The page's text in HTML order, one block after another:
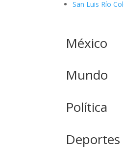
San Luis Río
México
Mundo
Política
Deportes